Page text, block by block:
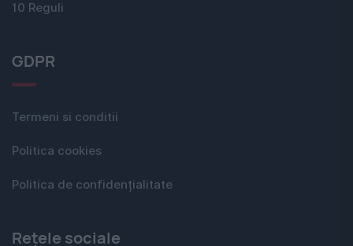
10 Reguli
GDPR
Termeni si conditii
Politica cookies
Politica de confidențialitate
Rețele sociale